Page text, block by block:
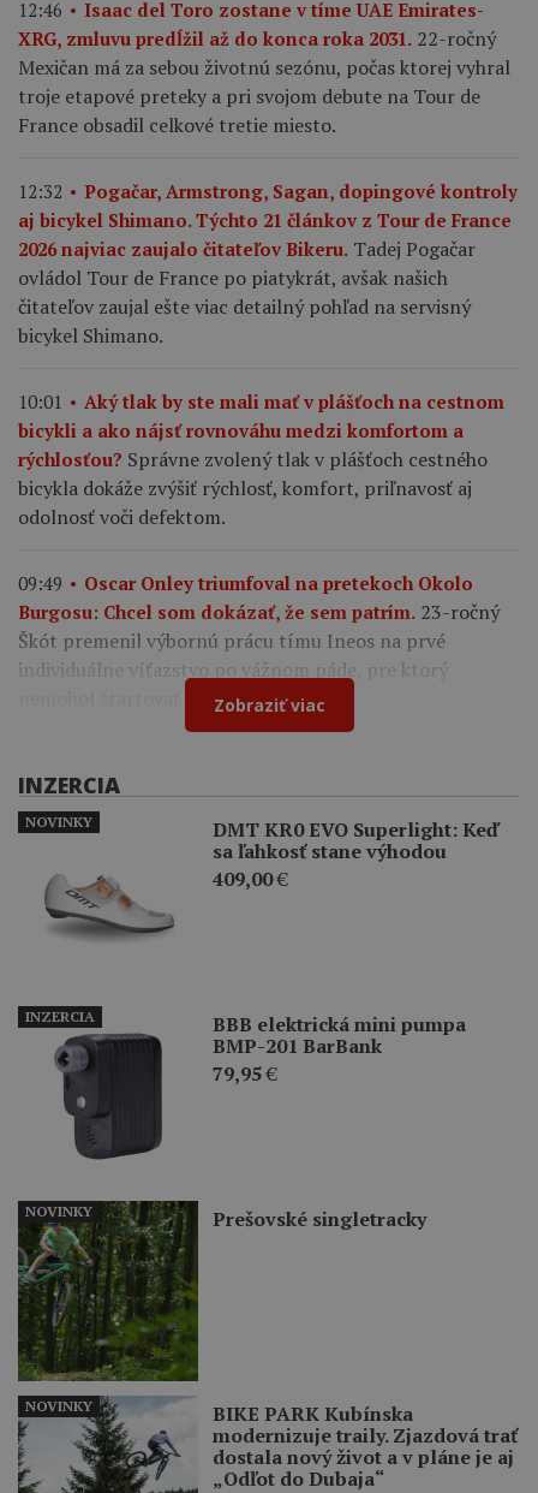
12:46
Isaac del Toro zostane v tíme UAE Emirates-
XRG, zmluvu predĺžil až do konca roka 2031. 22-ročný
Mexičan má za sebou životnú sezónu, počas ktorej vyhral
troje etapové preteky a pri svojom debute na Tour de
France obsadil celkové tretie miesto.
12:32
Pogačar, Armstrong, Sagan, dopingové kontroly
aj bicykel Shimano. Týchto 21 článkov z Tour de France
2026 najviac zaujalo čitateľov Bikeru. Tadej Pogačar
ovládol Tour de France po piatykrát, avšak našich
čitateľov zaujal ešte viac detailný pohľad na servisný
bicykel Shimano.
10:01
Aký tlak by ste mali mať v plášťoch na cestnom
bicykli a ako nájsť rovnováhu medzi komfortom a
rýchlosťou? Správne zvolený tlak v plášťoch cestného
bicykla dokáže zvýšiť rýchlosť, komfort, priľnavosť aj
odolnosť voči defektom.
09:49
Oscar Onley triumfoval na pretekoch Okolo
Burgosu: Chcel som dokázať, že sem patrím. 23-ročný
Škót premenil výbornú prácu tímu Ineos na prvé
individuálne víťazstvo po vážnom páde, pre ktorý
nemohol štartovať na Tour de France.
Zobraziť viac
INZERCIA
DMT KR0 EVO Superlight: Keď
sa ľahkosť stane výhodou
409,00€
NOVINKY
BBB elektrická mini pumpa
BMP-201 BarBank
79,95€
INZERCIA
Prešovské singletracky
NOVINKY
BIKE PARK Kubínska
modernizuje traily. Zjazdová trať
dostala nový život a v pláne je aj
„Odľot do Dubaja“
NOVINKY